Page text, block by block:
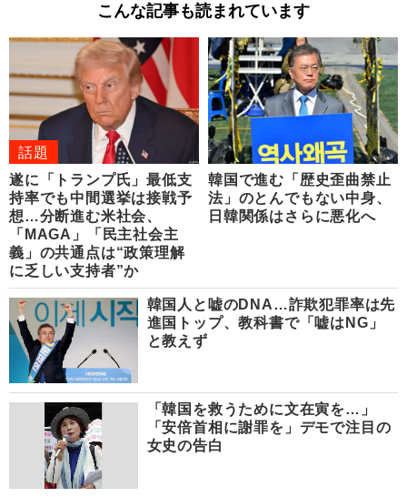
こんな記事も読まれています
話題
遂に「トランプ氏」最低支
持率でも中間選挙は接戦予
想…分断進む米社会、
「MAGA」「民主社会主
義」の共通点は“政策理解
に乏しい支持者”か
韓国で進む「歴史歪曲禁止
法」のとんでもない中身、
日韓関係はさらに悪化へ
韓国人と嘘のDNA…詐欺犯罪率は先
進国トップ、教科書で「嘘はNG」
と教えず
「韓国を救うために文在寅を…」
「安倍首相に謝罪を」デモで注目の
女史の告白